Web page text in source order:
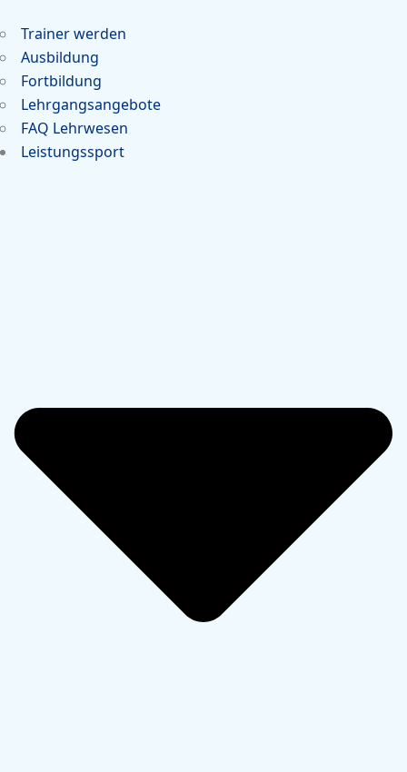
Trainer werden
Ausbildung
Fortbildung
Lehrgangsangebote
FAQ Lehrwesen
Leistungssport